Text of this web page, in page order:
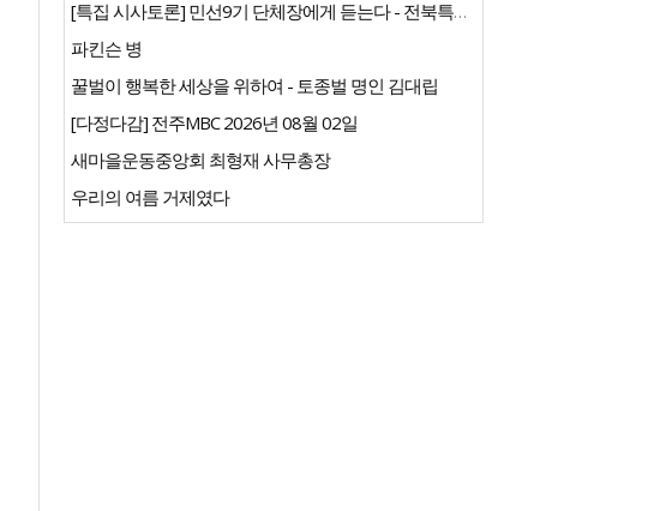
[특집 시사토론] 민선9기 단체장에게 듣는다 - 전북특별자치도지사
파킨슨 병
꿀벌이 행복한 세상을 위하여 - 토종벌 명인 김대립
[다정다감] 전주MBC 2026년 08월 02일
새마을운동중앙회 최형재 사무총장
우리의 여름 거제였다